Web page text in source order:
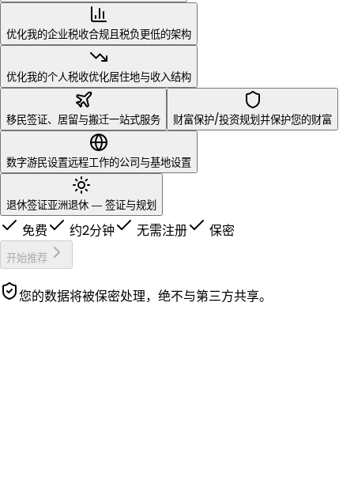
优化我的企业税收合规且税负更低的架构
优化我的个人税收优化居住地与收入结构
移民签证、居留与搬迁一站式服务 财富保护/投资规划并保护您的财富
数字游民设置远程工作的公司与基地设置
退休签证亚洲退休 — 签证与规划
免费 约2分钟 无需注册 保密
开始推荐
您的数据将被保密处理，绝不与第三方共享。